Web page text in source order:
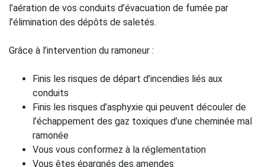
l’aération de vos conduits d’évacuation de fumée par
l’élimination des dépôts de saletés.
Grâce à l’intervention du ramoneur :
Finis les risques de départ d’incendies liés aux
conduits
Finis les risques d’asphyxie qui peuvent découler de
l’échappement des gaz toxiques d’une cheminée mal
ramonée
Vous vous conformez à la réglementation
Vous êtes épargnés des amendes